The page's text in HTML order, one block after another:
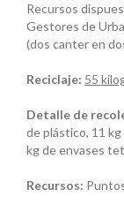
Recursos
Gestores de
(dos canter en
Reciclaje: 55
Detalle de
de plástico, 11
kg de envases
Recursos: